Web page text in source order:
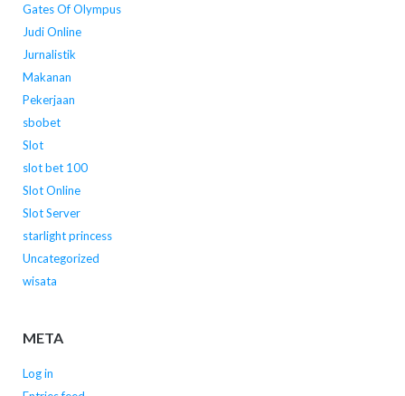
Gates Of Olympus
Judi Online
Jurnalistik
Makanan
Pekerjaan
sbobet
Slot
slot bet 100
Slot Online
Slot Server
starlight princess
Uncategorized
wisata
META
Log in